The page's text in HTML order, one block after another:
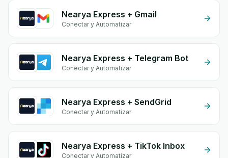
Nearya Express + Gmail
Conectar y Automatizar
Nearya Express + Telegram Bot
Conectar y Automatizar
Nearya Express + SendGrid
Conectar y Automatizar
Nearya Express + TikTok Inbox
Conectar y Automatizar